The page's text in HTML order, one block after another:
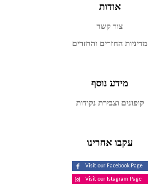
אודות
צור קשר
מדיניות החזרים והחזרים
מידע נוסף
קופונים וצבירת נקודות
עקבו אחרינו
Visit our Facebook Page
Visit our Istagram Page